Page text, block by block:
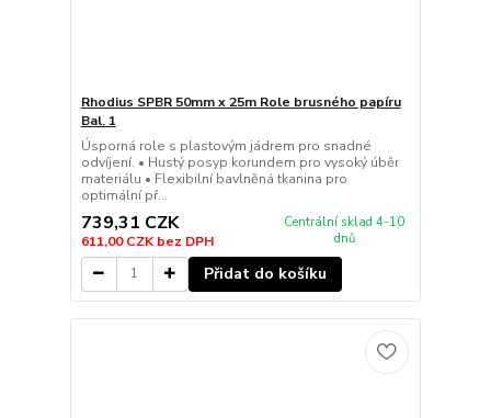
Rhodius SPBR 50mm x 25m Role brusného papíru
Bal. 1
Úsporná role s plastovým jádrem pro snadné
odvíjení. • Hustý posyp korundem pro vysoký úběr
materiálu • Flexibilní bavlněná tkanina pro
optimální př...
739,31 CZK
611,00 CZKbez DPH
Centrální sklad 4-10
dnů
Přidat do košíku